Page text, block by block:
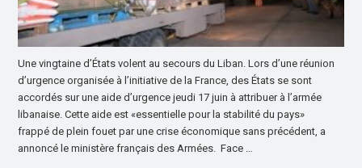
Une vingtaine d’États volent au secours du Liban. Lors d’une réunion
d’urgence organisée à l’initiative de la France, des États se sont
accordés sur une aide d’urgence jeudi 17 juin à attribuer à l’armée
libanaise. Cette aide est «essentielle pour la stabilité du pays»
frappé de plein fouet par une crise économique sans précédent, a
annoncé le ministère français des Armées. Face …